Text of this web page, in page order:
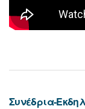
Συνέδρια-